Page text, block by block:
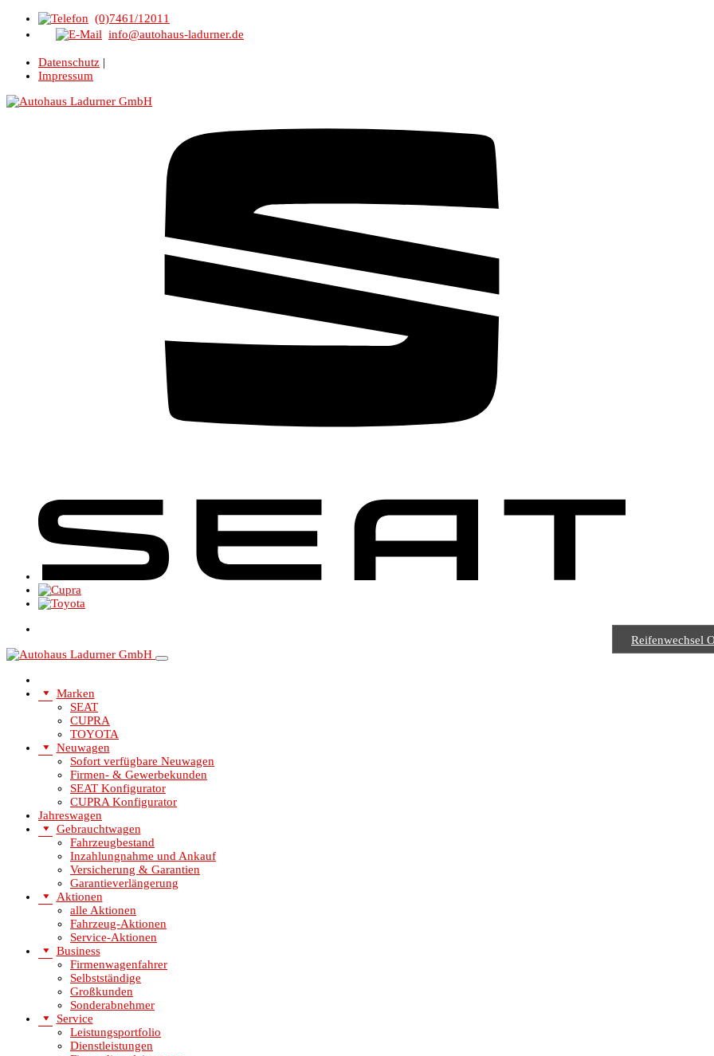
(0)7461/12011
info@autohaus-ladurner.de
Datenschutz |
Impressum
Reifenwechsel
Marken
SEAT
CUPRA
TOYOTA
Neuwagen
Sofort verfügbare Neuwagen
Firmen- & Gewerbekunden
SEAT Konfigurator
CUPRA Konfigurator
Jahreswagen
Gebrauchtwagen
Fahrzeugbestand
Inzahlungnahme und Ankauf
Versicherung & Garantien
Garantieverlängerung
Aktionen
alle Aktionen
Fahrzeug-Aktionen
Service-Aktionen
Business
Firmenwagenfahrer
Selbstständige
Großkunden
Sonderabnehmer
Service
Leistungsportfolio
Dienstleistungen